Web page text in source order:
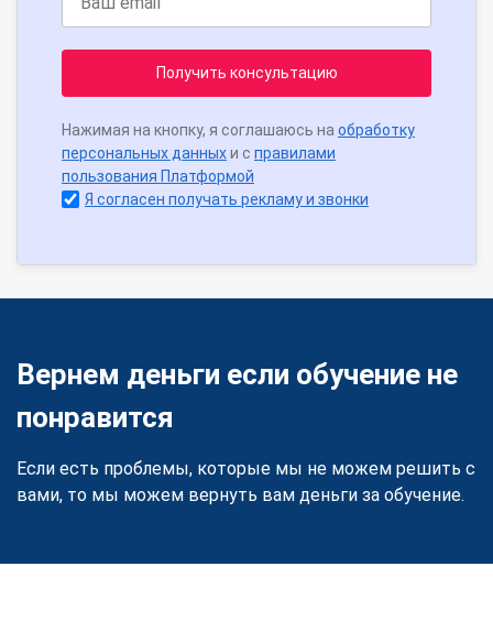
Получить консультацию
Нажимая на кнопку, я соглашаюсь на обработку
персональных данныхи с правилами
пользования Платформой
Я согласен получать рекламу и звонки
Вернем деньги если обучение не
понравится
Если есть проблемы, которые мы не можем решить с
вами, то мы можем вернуть вам деньги за обучение.